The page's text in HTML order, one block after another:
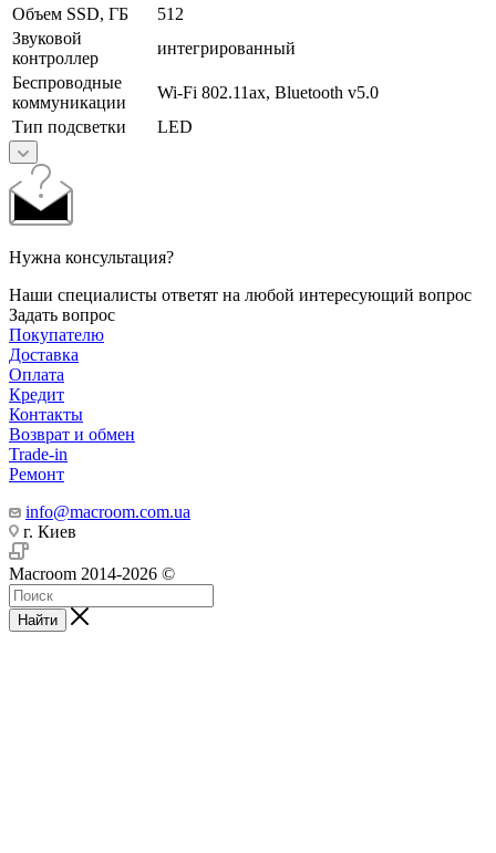
Объем SSD, ГБ
512
Звуковой
контроллер
интегрированный
Беспроводные
коммуникации
Wi-Fi 802.11ax, Bluetooth v5.0
Тип подсветки
LED
Нужна консультация?
Наши специалисты ответят на любой интересующий вопрос
Задать вопрос
Покупателю
Доставка
Оплата
Кредит
Контакты
Возврат и обмен
Trade-in
Ремонт
info@macroom.com.ua
г. Киев
Macroom 2014-2026 ©
Найти